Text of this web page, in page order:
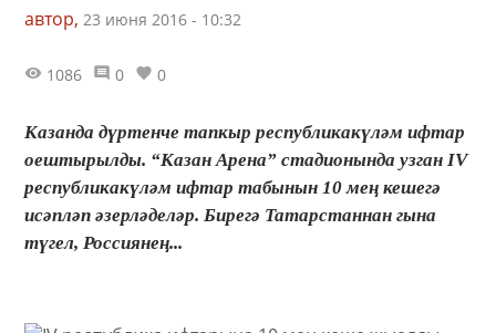
автор, 23 июня 2016 - 10:32
1086 0 0
Казанда дүртенче тапкыр республикакүләм ифтар
оештырылды. “Казан Арена” стадионында узган IV
республикакүләм ифтар табынын 10 мең кешегә
исәпләп әзерләделәр. Бирегә Татарстаннан гына
түгел, Россиянең...